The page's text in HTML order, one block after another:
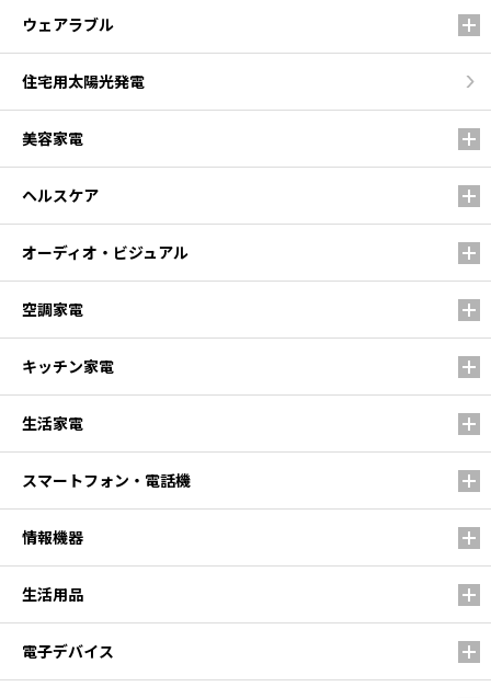
ウェアラブル
住宅用太陽光発電
美容家電
ヘルスケア
オーディオ・ビジュアル
空調家電
キッチン家電
生活家電
スマートフォン・電話機
情報機器
生活用品
電子デバイス